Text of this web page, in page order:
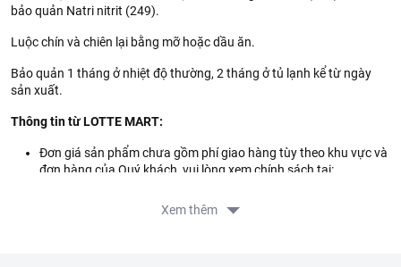
bảo quản Natri nitrit (249).
Luộc chín và chiên lại bằng mỡ hoặc dầu ăn.
Bảo quản 1 tháng ở nhiệt độ thường, 2 tháng ở tủ lạnh kể từ ngày
sản xuất.
Thông tin từ LOTTE MART:
Đơn giá sản phẩm chưa gồm phí giao hàng tùy theo khu vực và
đơn hàng của Quý khách, vui lòng xem chính sách tại:
Xem thêm